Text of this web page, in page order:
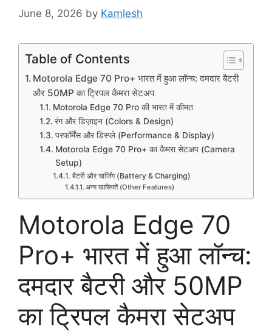
June 8, 2026 by Kamlesh
Table of Contents
Motorola Edge 70 Pro+ भारत में हुआ लॉन्च: दमदार बैटरी
और 50MP का ट्रिपल कैमरा सेटअप
Motorola Edge 70 Pro की भारत में कीमत
रंग और डिज़ाइन (Colors & Design)
परफॉर्मेंस और डिस्प्ले (Performance & Display)
Motorola Edge 70 Pro+ का कैमरा सेटअप (Camera
Setup)
बैटरी और चार्जिंग (Battery & Charging)
अन्य खासियतें (Other Features)
Motorola Edge 70
Pro+ भारत में हुआ लॉन्च:
दमदार बैटरी और 50MP
का ट्रिपल कैमरा सेटअप